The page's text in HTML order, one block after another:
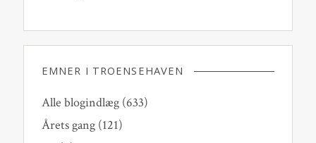
EMNER I TROENSEHAVEN
Alle blogindlæg(633)
Årets gang(121)